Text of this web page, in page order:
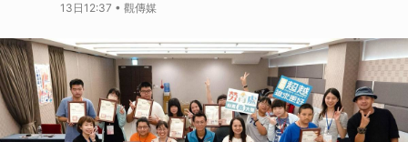
13日12:37 • 觀傳媒